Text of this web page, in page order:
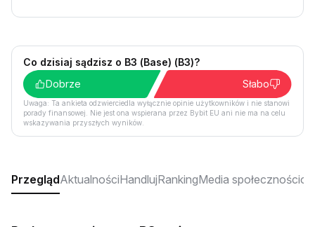
Co dzisiaj sądzisz o B3 (Base) (B3)?
Dobrze
Słabo
Uwaga: Ta ankieta odzwierciedla wyłącznie opinie użytkowników i nie stanowi
porady finansowej. Nie jest ona wspierana przez Bybit EU ani nie ma na celu
wskazywania przyszłych wyników.
PrzeglądAktualnościHandlujRankingMedia